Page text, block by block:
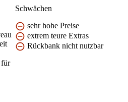
für
Schwächen
sehr hohe Preise
extrem teure Extras
Rückbank nicht nutzbar